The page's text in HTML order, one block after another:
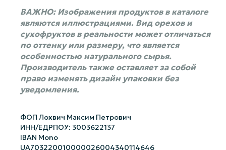
ВАЖНО: Изображения продуктов в каталоге
являются иллюстрациями. Вид орехов и
сухофруктов в реальности может отличаться
по оттенку или размеру, что является
особенностью натурального сырья.
Производитель также оставляет за собой
право изменять дизайн упаковки без
уведомления.
ФОП Лохвич Максим Петрович
ИНН/ЕДРПОУ: 3003622137
IBAN Mono
UA703220010000026004340114646